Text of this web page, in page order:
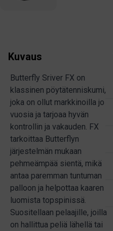
Kuvaus
Butterfly Sriver FX on
klassinen pöytätenniskumi,
joka on ollut markkinoilla jo
vuosia ja tarjoaa hyvän
kontrollin ja vakauden. FX
tarkoittaa Butterflyn
järjestelmän mukaan
pehmeämpää sientä, mikä
antaa paremman tuntuman
palloon ja helpottaa kaaren
luomista topspinissä.
Suositellaan pelaajille, joilla
on hallittua peliä lähellä tai